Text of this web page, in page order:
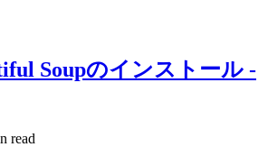
Soupのインストール -
read